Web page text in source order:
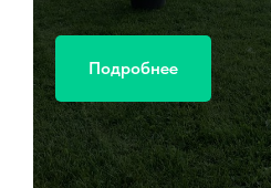
Подробнее